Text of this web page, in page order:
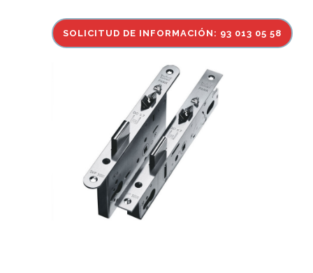
SOLICITUD DE INFORMACIÓN: 93 013 05 58